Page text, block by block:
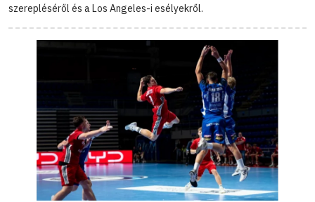
szerepléséről és a Los Angeles-i esélyekről.